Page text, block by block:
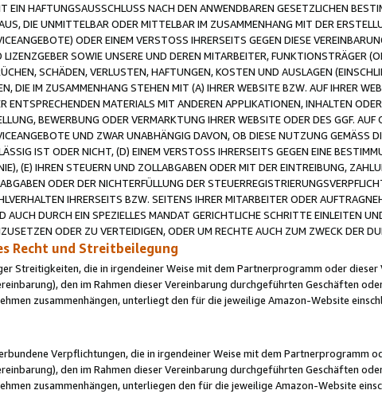
EIN HAFTUNGSAUSSCHLUSS NACH DEN ANWENDBAREN GESETZLICHEN
DIE UNMITTELBAR ODER MITTELBAR IM ZUSAMMENHANG MIT DER
ODER EINEM VERSTOSS IHRERSEITS GEGEN DIESE
SOWIE UNSERE UND DEREN MITARBEITER, FUNKTIONSTRÄGER
SCHÄDEN, VERLUSTEN, HAFTUNGEN, KOSTEN UND AUSLAGEN
DIE IM ZUSAMMENHANG STEHEN MIT (A) IHRER WEBSITE BZW. AUF IHRER
ENTSPRECHENDEN MATERIALS MIT ANDEREN APPLIKATIONEN, INHALTEN
BEWERBUNG ODER VERMARKTUNG IHRER WEBSITE ODER DES GGF.
UND ZWAR UNABHÄNGIG DAVON, OB DIESE NUTZUNG GEMÄSS
IST ODER NICHT, (D) EINEM VERSTOSS IHRERSEITS GEGEN EINE
(E) IHREN STEUERN UND ZOLLABGABEN ODER MIT DER EINTREIBUNG,
ODER DER NICHTERFÜLLUNG DER
IHRERSEITS BZW. SEITENS IHRER MITARBEITER ODER
AUCH DURCH EIN SPEZIELLES MANDAT GERICHTLICHE SCHRITTE EINLEITEN
ODER ZU VERTEIDIGEN, ODER UM RECHTE AUCH ZUM ZWECK DER
Recht und Streitbeilegung
Streitigkeiten, die in irgendeiner Weise mit dem Partnerprogramm oder
den im Rahmen dieser Vereinbarung durchgeführten Geschäften
zusammenhängen, unterliegt den für die jeweilige Amazon-Website
Verpflichtungen, die in irgendeiner Weise mit dem Partnerprogramm
den im Rahmen dieser Vereinbarung durchgeführten Geschäften
zusammenhängen, unterliegen den für die jeweilige Amazon-Website